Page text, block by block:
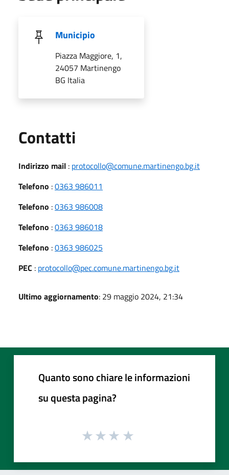
Municipio
Piazza Maggiore, 1,
24057 Martinengo
BG Italia
Contatti
Indirizzo mail : protocollo@comune.martinengo.bg.it
Telefono :0363 986011
Telefono :0363 986008
Telefono :0363 986018
Telefono :0363 986025
PEC : protocollo@pec.comune.martinengo.bg.it
Ultimo aggiornamento: 29 maggio 2024, 21:34
Quanto sono chiare le informazioni
su questa pagina?